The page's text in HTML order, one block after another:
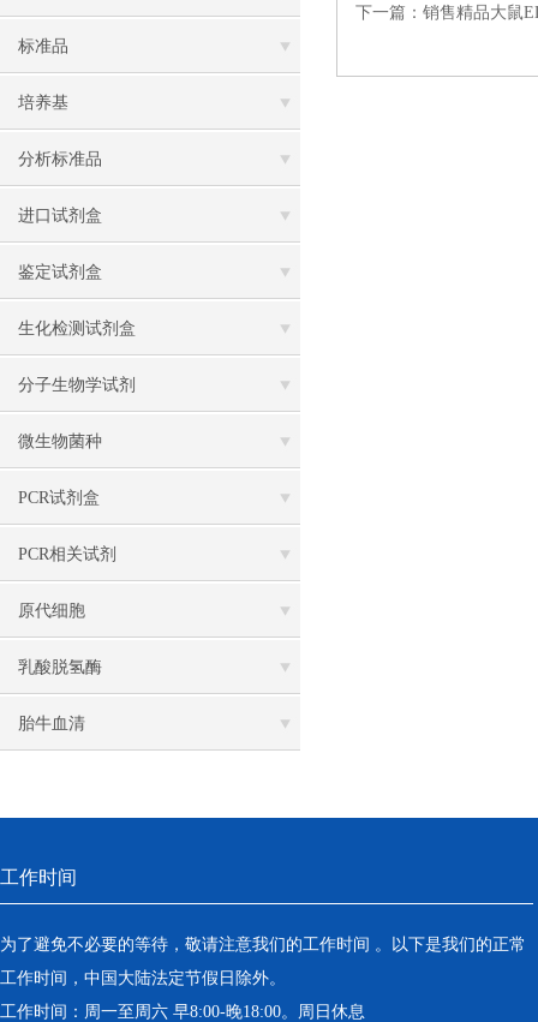
标准品
培养基
分析标准品
进口试剂盒
鉴定试剂盒
生化检测试剂盒
分子生物学试剂
微生物菌种
PCR试剂盒
PCR相关试剂
原代细胞
乳酸脱氢酶
胎牛血清
下一篇： 销售精品大鼠
工作时间
为了避免不必要的等待，敬请注意我们的工作时间 。以下是我们的正常
工作时间，中国大陆法定节假日除外。
工作时间：周一至周六 早8:00-晚18:00。周日休息